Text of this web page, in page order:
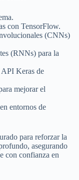
con TensorFlow.
(CNNs)
(RNNs) para la
Keras de
mejorar el
entornos de
para reforzar la
asegurando
con confianza en